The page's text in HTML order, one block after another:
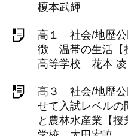
榎本武輝
高１ 社会/地歴
徴 温帯の生活【
高等学校 花本 凌
高３ 社会/地歴
せて入試レベル
と農林水産業【